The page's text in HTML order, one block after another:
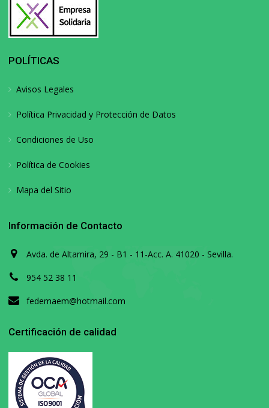
POLÍTICAS
Avisos Legales
Política Privacidad y Protección de Datos
Condiciones de Uso
Política de Cookies
Mapa del Sitio
Información de Contacto
Avda. de Altamira, 29 - B1 - 11-Acc. A. 41020 - Sevilla.
954 52 38 11
fedemaem@hotmail.com
Certificación de calidad